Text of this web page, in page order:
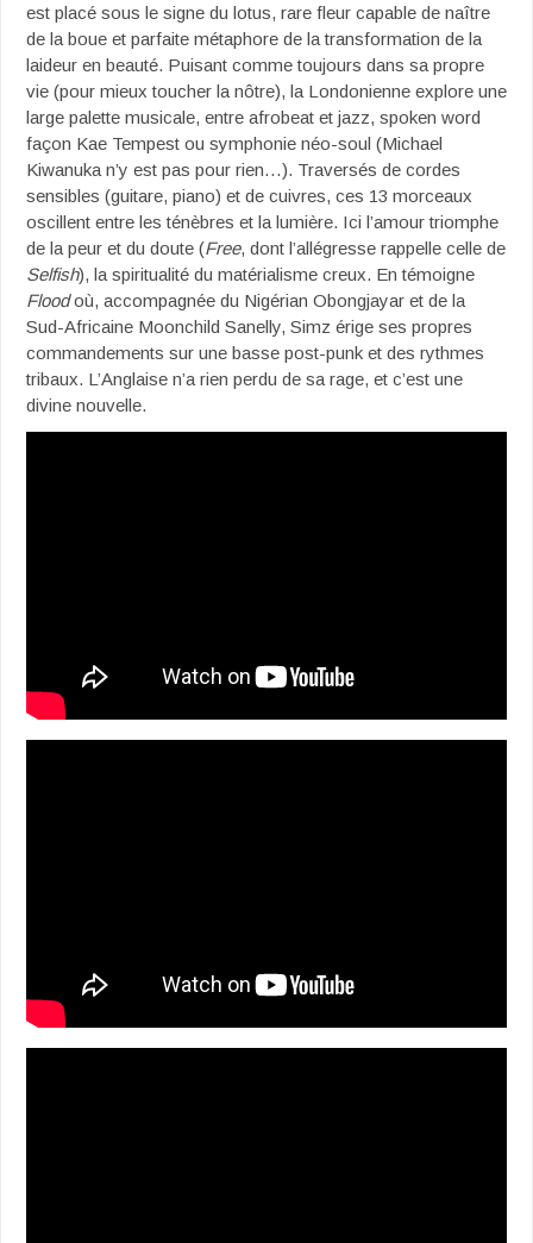
est placé sous le signe du lotus, rare fleur capable de naître
de la boue et parfaite métaphore de la transformation de la
laideur en beauté. Puisant comme toujours dans sa propre
vie (pour mieux toucher la nôtre), la Londonienne explore une
large palette musicale, entre afrobeat et jazz, spoken word
façon Kae Tempest ou symphonie néo-soul (Michael
Kiwanuka n’y est pas pour rien…). Traversés de cordes
sensibles (guitare, piano) et de cuivres, ces 13 morceaux
oscillent entre les ténèbres et la lumière. Ici l’amour triomphe
de la peur et du doute (Free, dont l’allégresse rappelle celle de
Selfish), la spiritualité du matérialisme creux. En témoigne
Floodoù, accompagnée du Nigérian Obongjayar et de la
Sud-Africaine Moonchild Sanelly, Simz érige ses propres
commandements sur une basse post-punk et des rythmes
tribaux. L’Anglaise n’a rien perdu de sa rage, et c’est une
divine nouvelle.